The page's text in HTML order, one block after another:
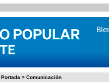
Portada > Comunicación